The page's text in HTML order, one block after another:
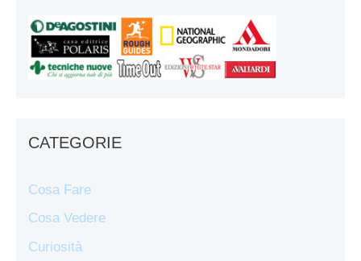
CATEGORIE
Cosa Fare
Cosa Vedere
Curiosità